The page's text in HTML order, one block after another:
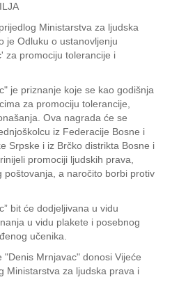
Ministarstva za ljudska
je Odluku o ustanovljenju
za promociju tolerancije i
je priznanje koje se kao godišnja
za promociju tolerancije,
Ova nagrada će se
iz Federacije Bosne i
Srpske i iz Brčko distrikta Bosne i
promociji ljudskih prava,
poštovanja, a naročito borbi protiv
bit će dodjeljivana u vidu
u vidu plakete i posebnog
učenika.
Mrnjavac" donosi Vijeće
Ministarstva za ljudska prava i